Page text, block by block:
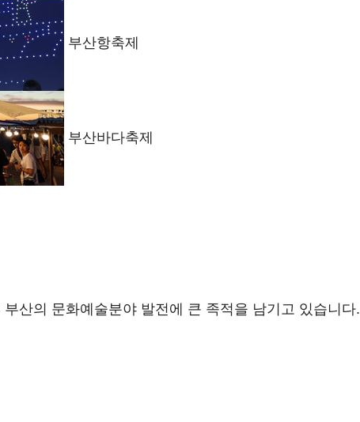
부산항축제
부산바다축제
산의 문화예술분야 발전에 큰 족적을 남기고 있습니다.